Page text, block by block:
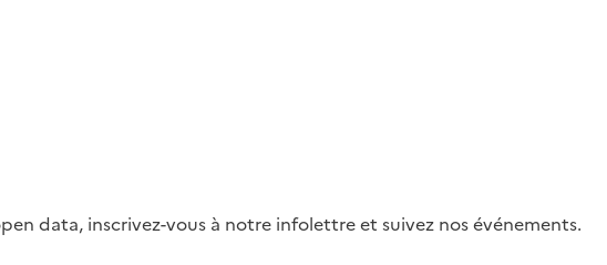
data, inscrivez-vous à notre infolettre et suivez nos événements.